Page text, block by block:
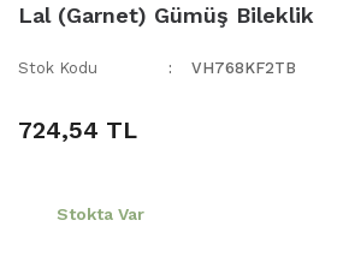
Lal (Garnet) Gümüş Bileklik
Stok Kodu VH768KF2TB
724,54 TL
Stokta Var